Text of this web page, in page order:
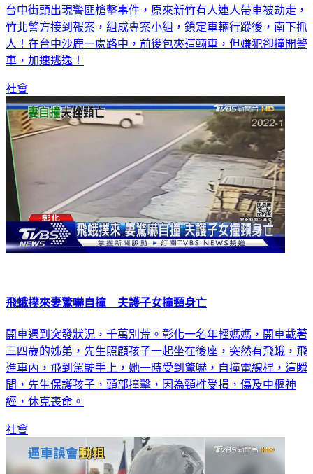
台中街頭出現警匪槍擊事件，原來新竹有人連人帶車被劫走，
竹北警方接到報案，組成專案小組，鎖定車輛行蹤後，南下抓
人！在台中沙鹿一處路中，前後包夾這輛車，但嫌犯卻撞開警
車，加速逃逸！
社會
飛蛾撲來妻驚嚇自撞 夫護子女撞頸身亡
開車遇到突發狀況，千萬別荒。彰化一名年輕媽媽，開車載著
三四歲的姊弟，先生照顧孩子一起坐在後座，突然有飛蛾，飛
進車內，飛到駕駛手上，她一時受到驚嚇，自撞電線桿，這瞬
間，先生保護孩子，頭部撞擊，因為頸椎受損，傷及中樞神
經，休克喪命。
社會